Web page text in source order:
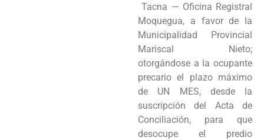
Tacna — Oficina Registral
Moquegua, a favor de la
Municipalidad Provincial
Mariscal Nieto;
otorgándose a la ocupante
precario el plazo máximo
de UN MES, desde la
suscripción del Acta de
Conciliación, para que
desocupe el predio